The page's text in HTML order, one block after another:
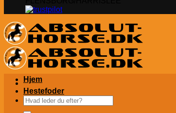
Søg
efter:
Hjem
Hestefoder